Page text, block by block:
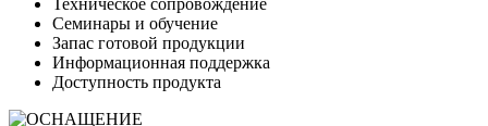
Техническое сопровождение
Семинары и обучение
Запас готовой продукции
Информационная поддержка
Доступность продукта